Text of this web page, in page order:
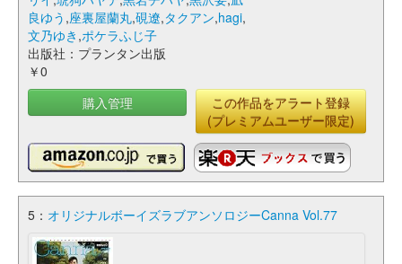
良ゆう ,座裏屋蘭丸,硯遼,タクアン,hagi,
文乃ゆき ,ポケラふじ子
出版社：プランタン出版
￥0
購入管理
この作品をアラート登録
(プレミアムユーザー限定)
5： オリジナルボーイズラブアンソロジーCanna Vol.77